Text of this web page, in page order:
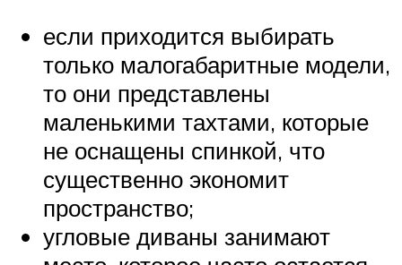
если приходится выбирать
только малогабаритные модели,
то они представлены
маленькими тахтами, которые
не оснащены спинкой, что
существенно экономит
пространство;
угловые диваны занимают